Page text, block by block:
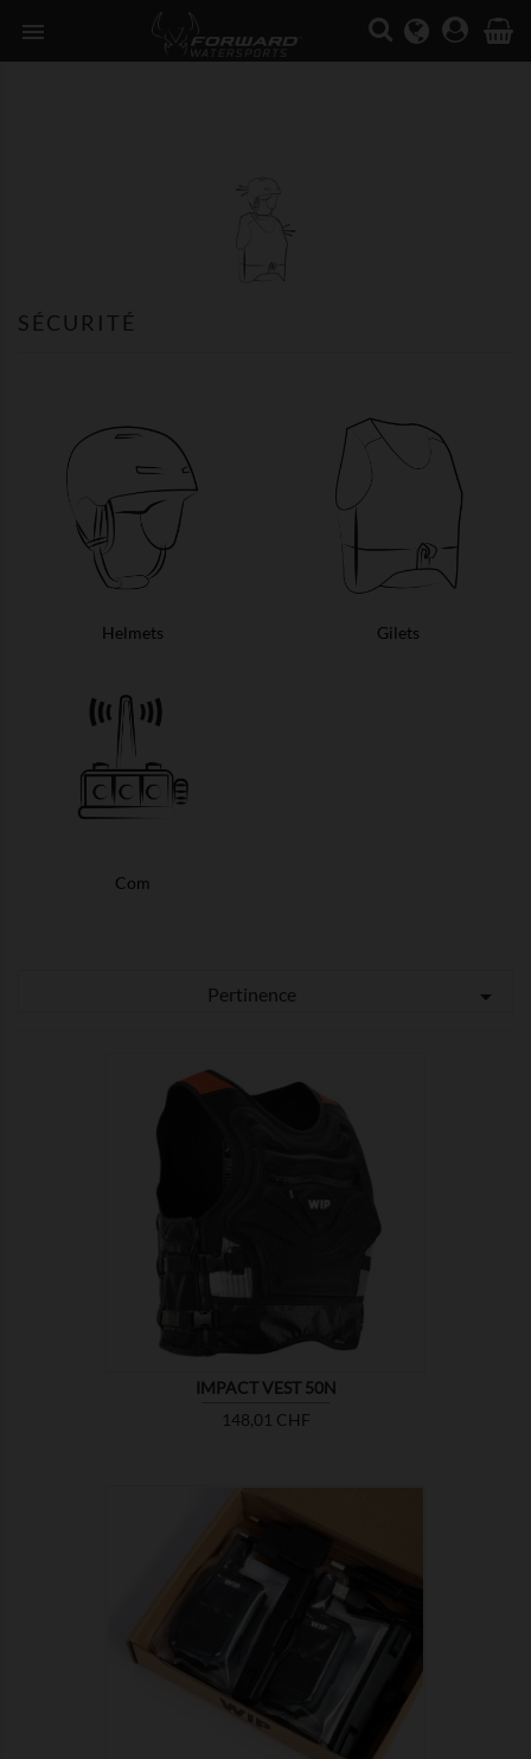

SÉCURITÉ
Helmets Gilets
Com
Pertinence 
IMPACT VEST 50N
Prix
148,01 CHF
MONTRER
MONTRER 